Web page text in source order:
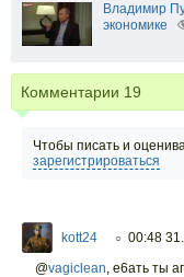
Владимир
экономике
Комментарии 19
Чтобы писать и
зарегистрироваться
kott24 ○ 00:48
@vagiclean е6ать ты